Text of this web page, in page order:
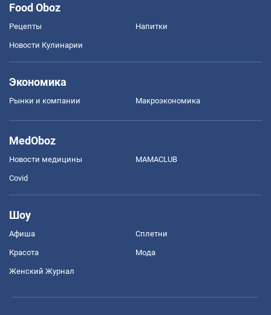
Food Oboz
Рецепты Напитки
Новости Кулинарии
Экономика
Рынки и компании Mакроэкономика
MedOboz
Новости медицины MAMACLUB
Covid
Шоу
Афиша Сплетни
Красота Мода
Женский Журнал